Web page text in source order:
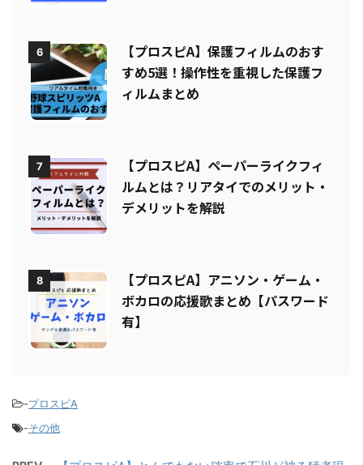
6
【プロスピA】保護フィルムのおす
すめ5選！操作性を重視した保護フ
7
【プロスピA】ペーパーライクフィ
ルムとは？リアタイでのメリット・
8
【プロスピA】アニソン・ゲーム・
ボカロの応援歌まとめ【パスワード
プロスピA
-その他